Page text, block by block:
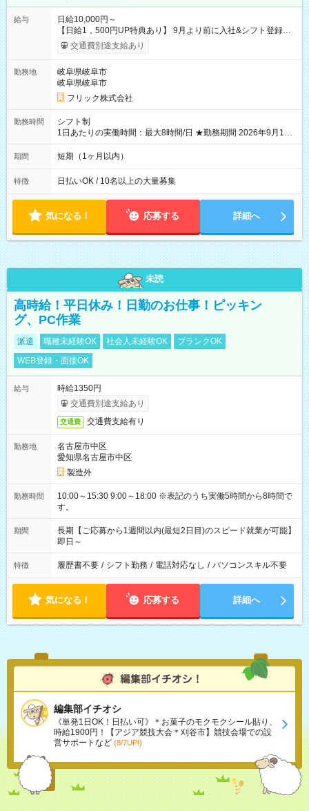
給与
日給10,000円～
【日給1，500円UP特典あり】 9月より前に入社&シフト登録す
ると 期間中(9/16~10/23) の日給がUP! 日給1万1500円でしっか
り稼げます♪ 【試用期間】試用期間なし
交通費別途支給あり
勤務地
岐阜県岐阜市
岐阜県岐阜市
フリック株式会社
勤務時間
シフト制
1日あたりの実働時間：最大8時間/日 ★勤務期間 2026年9月16
日~2026年10月23日 短期勤務OK! 期間中フル勤務できる方優遇
※週3~5日勤務(勤務日数応相談) ※期間前から勤務スタートも可
り ※夜勤シフトあり
期間 短期（1ヶ月以内）
特徴 日払いOK / 10名以上の大量募集
気になる！ 応募する 詳細へ
未読
高時給！平日休み！日勤のお仕事！ピッキン
グ、PC作業
派遣 職種未経験OK 社会人未経験OK
ブランクOK
WEB登録・面接OK
給与
時給1350円
交通費別途支給あり
交通費 交通費支給有り
勤務地
名古屋市中区
愛知県名古屋市中区
製造外
勤務時間
10:00～15:30 9:00～18:00 ※表記のうち実働5時間から8時間で
す。
期間
長期【ご応募から1週間以内(最短2日目)のスピード就業が可能】
即日～
特徴 履歴書不要 / シフト勤務 / 電話対応なし / パソコンスキル不要
気になる！ 応募する 詳細へ
編集部イチオシ
《単発1日OK！日払い可》＊お菓子のモクモクシール貼り、
時給1900円！【アジア競技大会＊刈谷市】競技会場での設
営サポートなど (8/7UP!)